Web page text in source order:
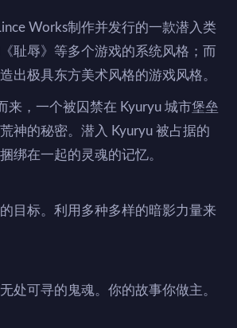
Works制作并发行的一款潜入类
耻辱》等多个游戏的系统风格；而
出极具东方美术风格的游戏风格。
来，一个被囚禁在 Kyuryu 城市堡垒
神的秘密。潜入 Kyuryu 被占据的
绑在一起的灵魂的记忆。
目标。利用多种多样的暗影力量来
处可寻的鬼魂。你的故事你做主。